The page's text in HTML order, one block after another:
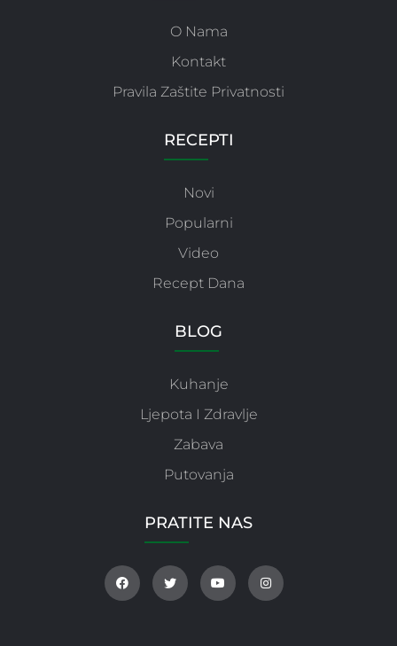
O Nama
Kontakt
Pravila Zaštite Privatnosti
RECEPTI
Novi
Popularni
Video
Recept Dana
BLOG
Kuhanje
Ljepota I Zdravlje
Zabava
Putovanja
PRATITE NAS